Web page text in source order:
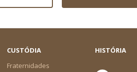
CUSTÓDIA
Fraternidades
HISTÓRIA